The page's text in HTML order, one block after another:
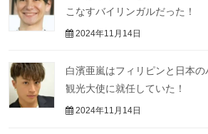
こなすバイリンガルだった！
2024年11月14日
白濱亜嵐はフィリピンと日本
観光大使に就任していた！
2024年11月14日